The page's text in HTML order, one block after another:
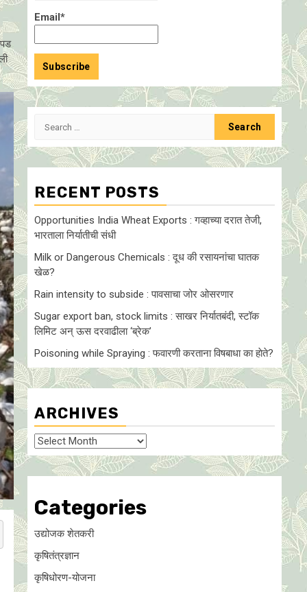
Email*
Search
RECENT POSTS
Opportunities India Wheat Exports : गव्हाच्या दरात तेजी,
भारताला निर्यातीची संधी
Milk or Dangerous Chemicals : दूध की रसायनांचा घातक
खेळ?
Rain intensity to subside : पावसाचा जोर ओसरणार
Sugar export ban, stock limits : साखर निर्यातबंदी, स्टॉक
लिमिट अन् ऊस दरवाढीला ‘ब्रेक’
Poisoning while Spraying : फवारणी करताना विषबाधा का हाेते?
ARCHIVES
Archives
Categories
उद्योजक शेतकरी
कृषितंत्रज्ञान
कृषिधोरण-योजना